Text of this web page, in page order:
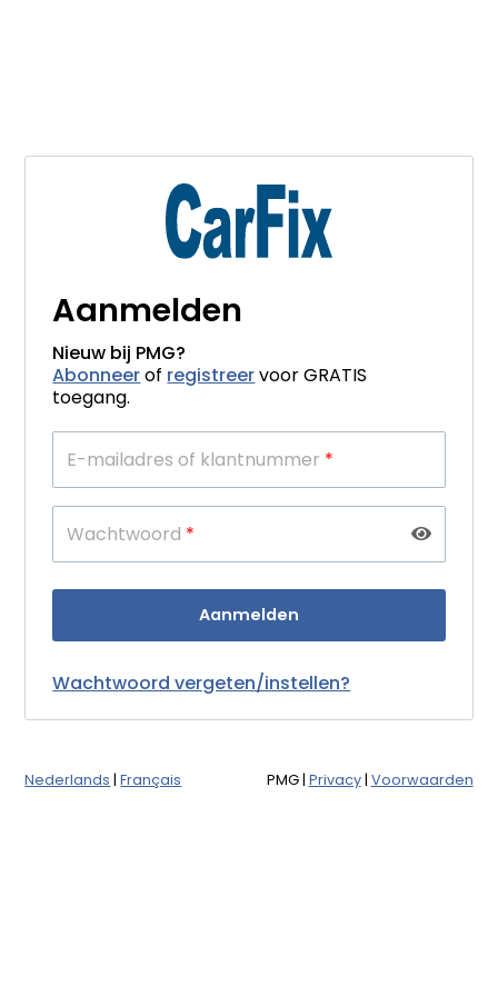
Aanmelden
Nieuw bij PMG?
Abonneerof registreervoor GRATIS
toegang.
E-mailadres of klantnummer *
Wachtwoord *
Wachtwoord vergeten/instellen?
Nederlands |Français PMG| Privacy| Voorwaarden